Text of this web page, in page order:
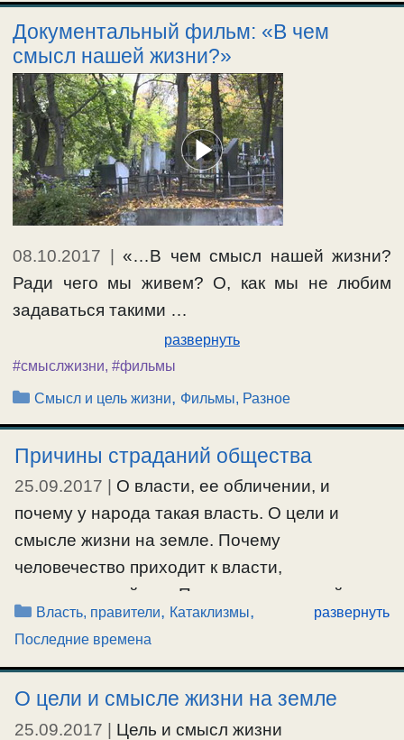
Документальный фильм: «В чем
смысл нашей жизни?»
08.10.2017 | «…В чем смысл нашей жизни?
Ради чего мы живем? О, как мы не любим
задаваться такими …
развернуть
#смыслжизни, #фильмы
Рубрики
Смысл и цель жизни, Фильмы, Разное
Причины страданий общества
25.09.2017
О власти, ее обличении, и
почему у народа такая власть. О цели и
смысле жизни на земле. Почему
человечество приходит к власти,
уничтожающей его. Причины страданий
человеческого общества и природных
катаклизм. Путь к благоденствию, и выход
для общества из создавшегося положения.
#благоденствие ,#власть,#катаклизмы,
Рубрики
Власть, правители, Катаклизмы,
Последние времена
развернуть
О цели и смысле жизни на земле
25.09.2017
Цель и смысл жизни